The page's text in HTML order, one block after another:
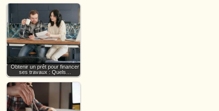
Obtenir un prêt pour financer
ses travaux : Quels…